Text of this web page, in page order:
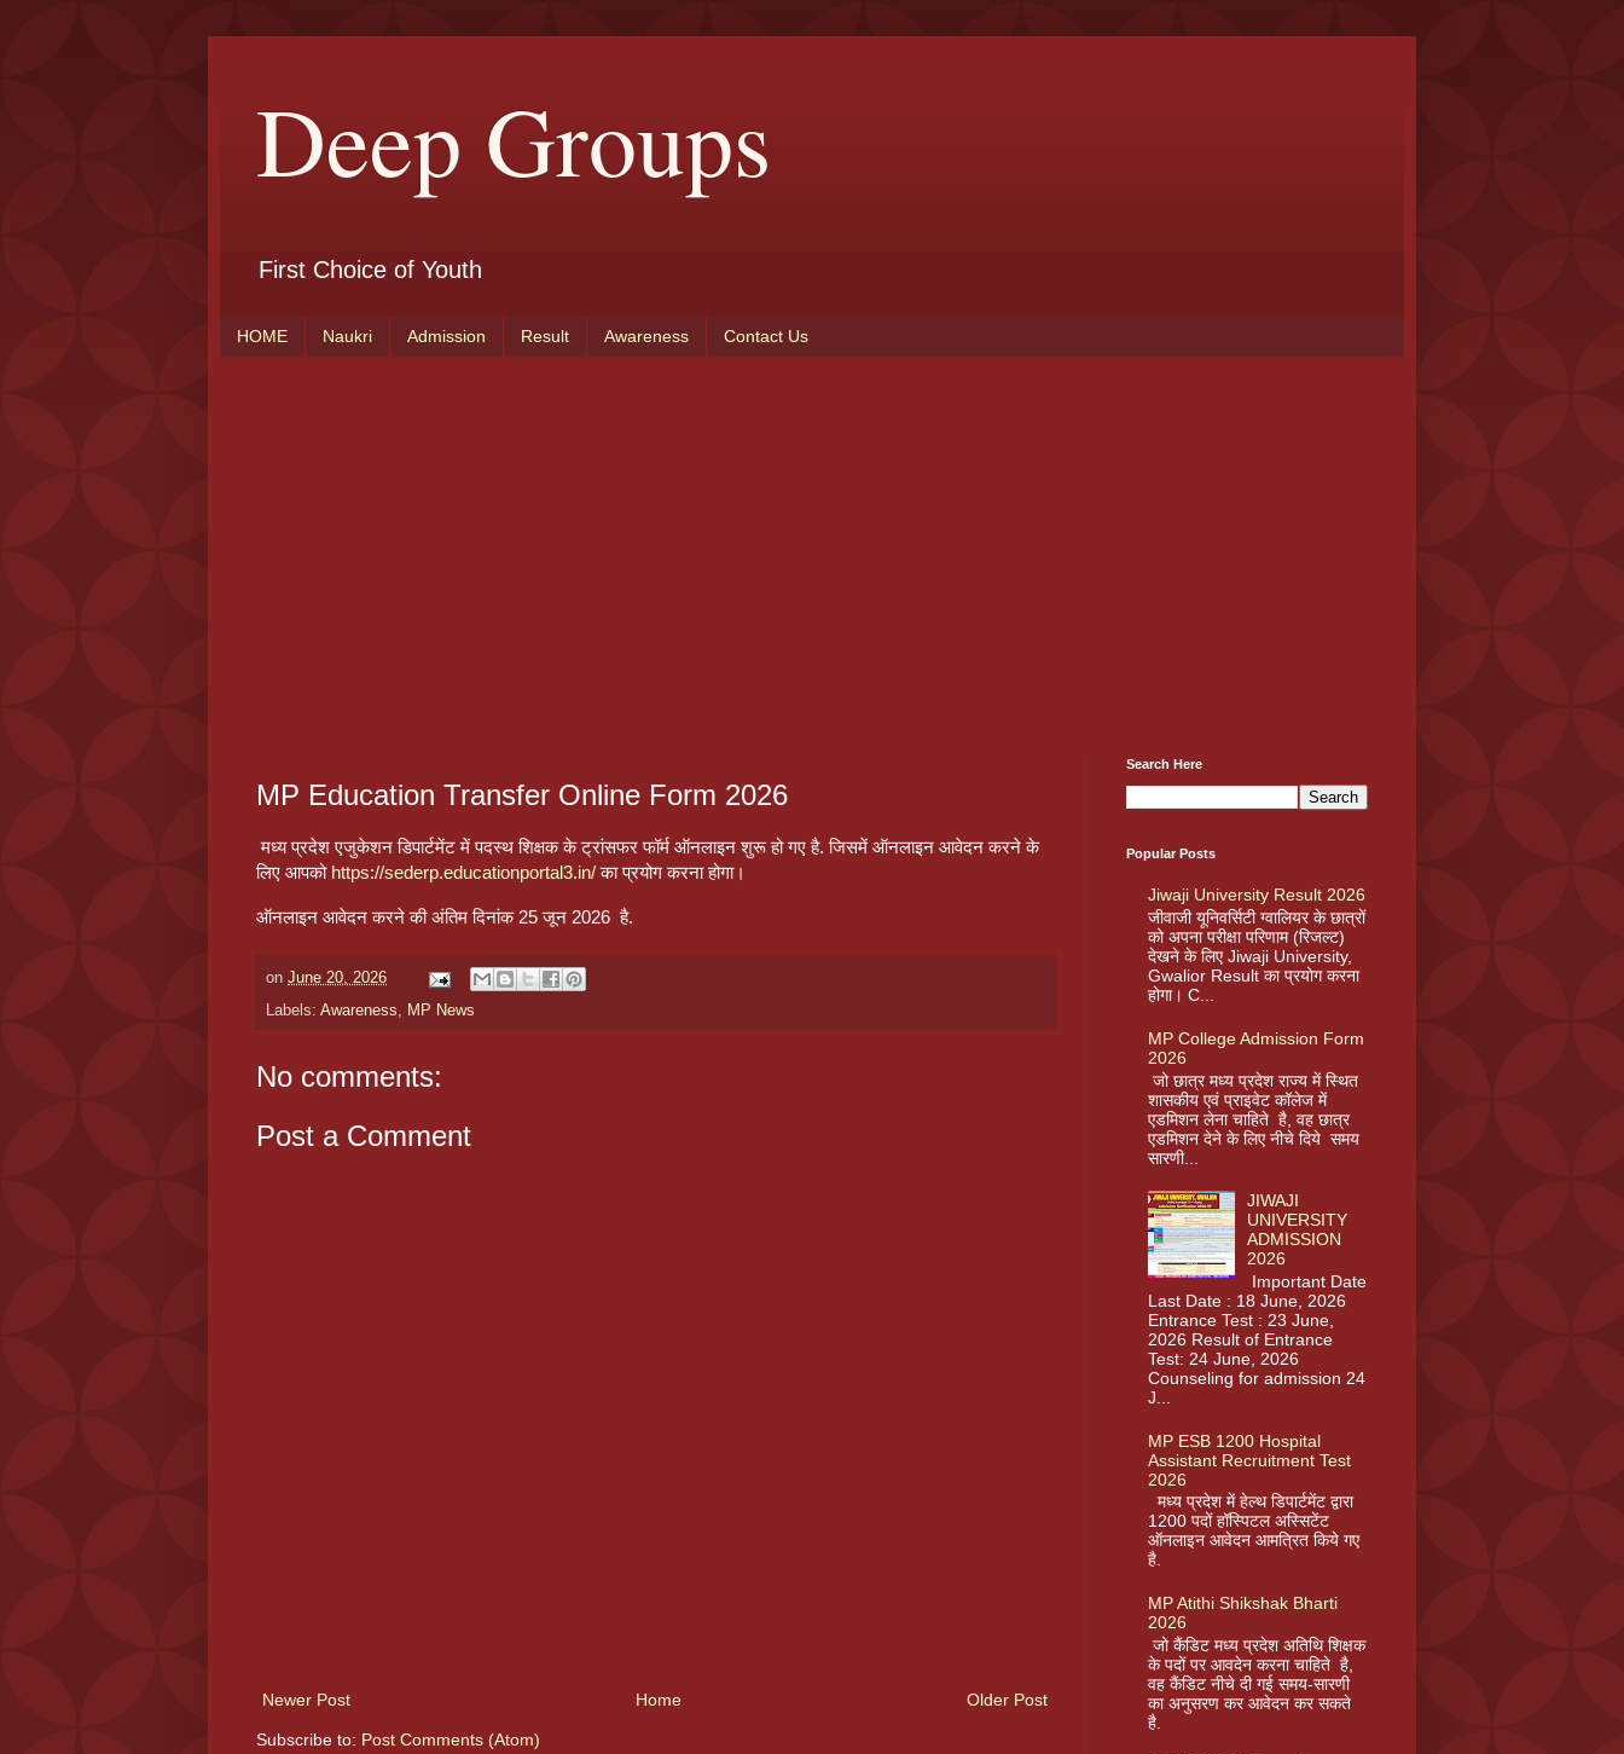
Deep Groups
First Choice of Youth
HOME Naukri Admission Result Awareness Contact Us
MP Education Transfer Online Form 2026
मध्य प्रदेश एजुकेशन डिपार्टमेंट में पदस्थ शिक्षक के ट्रांसफर फॉर्म ऑनलाइन शुरू हो गए है. जिसमें ऑनलाइन आवेदन करने के
लिए आपको https://sederp.educationportal3.in/का प्रयोग करना होगा।
ऑनलाइन आवेदन करने की अंतिम दिनांक 25 जून 2026 है.
on June 20, 2026
Labels: Awareness, MP News
No comments:
Post a Comment
Newer Post Older Post
Home
Subscribe to: Post Comments (Atom)
Search Here
Popular Posts
Jiwaji University Result 2026
जीवाजी यूनिवर्सिटी ग्वालियर के छात्रों
को अपना परीक्षा परिणाम (रिजल्ट)
देखने के लिए Jiwaji University,
Gwalior Result का प्रयोग करना
होगा। C...
MP College Admission Form
2026
जो छात्र मध्य प्रदेश राज्य में स्थित
शासकीय एवं प्राइवेट कॉलेज में
एडमिशन लेना चाहिते है, वह छात्र
एडमिशन देने के लिए नीचे दिये समय
सारणी...
JIWAJI
UNIVERSITY
ADMISSION
2026
Important Date
Last Date : 18 June, 2026
Entrance Test : 23 June,
2026 Result of Entrance
Test: 24 June, 2026
Counseling for admission 24
J...
MP ESB 1200 Hospital
Assistant Recruitment Test
2026
मध्य प्रदेश में हेल्थ डिपार्टमेंट द्वारा
1200 पदों हॉस्पिटल अस्सिटेंट
ऑनलाइन आवेदन आमत्रित किये गए
है.
MP Atithi Shikshak Bharti
2026
जो कैंडिट मध्य प्रदेश अतिथि शिक्षक
के पदों पर आवदेन करना चाहिते है,
वह कैंडिट नीचे दी गई समय-सारणी
का अनुसरण कर आवेदन कर सकते
है.